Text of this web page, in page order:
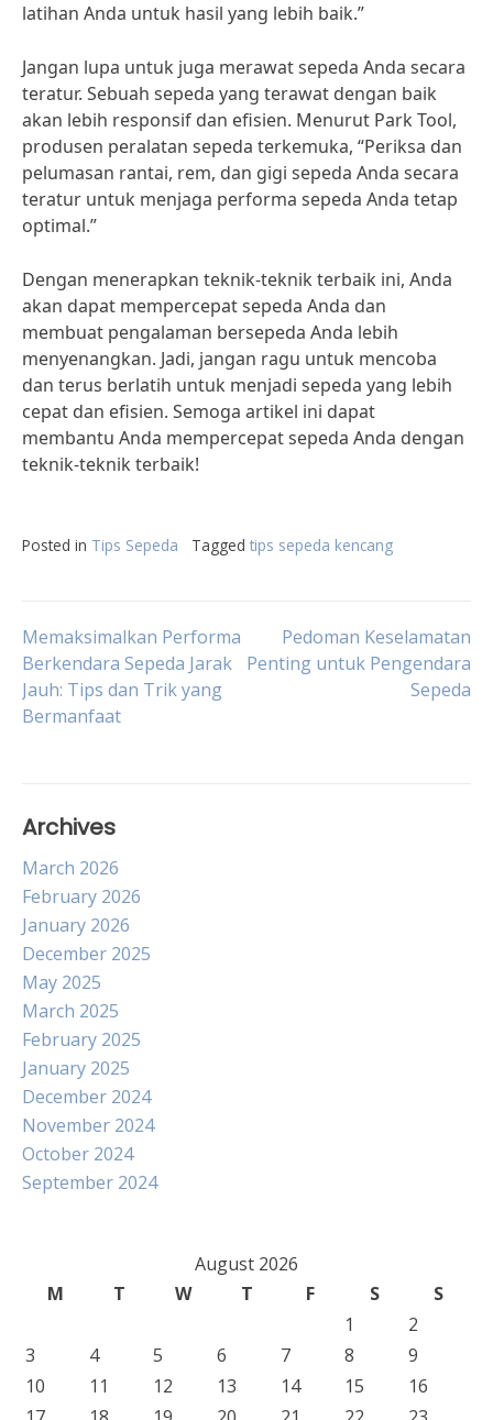
latihan Anda untuk hasil yang lebih baik.”
Jangan lupa untuk juga merawat sepeda Anda secara
teratur. Sebuah sepeda yang terawat dengan baik
akan lebih responsif dan efisien. Menurut Park Tool,
produsen peralatan sepeda terkemuka, “Periksa dan
pelumasan rantai, rem, dan gigi sepeda Anda secara
teratur untuk menjaga performa sepeda Anda tetap
optimal.”
Dengan menerapkan teknik-teknik terbaik ini, Anda
akan dapat mempercepat sepeda Anda dan
membuat pengalaman bersepeda Anda lebih
menyenangkan. Jadi, jangan ragu untuk mencoba
dan terus berlatih untuk menjadi sepeda yang lebih
cepat dan efisien. Semoga artikel ini dapat
membantu Anda mempercepat sepeda Anda dengan
teknik-teknik terbaik!
Posted in Tips Sepeda Tagged tips sepeda kencang
Post
navigation
Memaksimalkan Performa
Berkendara Sepeda Jarak
Jauh: Tips dan Trik yang
Bermanfaat
Pedoman Keselamatan
Penting untuk Pengendara
Sepeda
Archives
March 2026
February 2026
January 2026
December 2025
May 2025
March 2025
February 2025
January 2025
December 2024
November 2024
October 2024
September 2024
August 2026
M
T W T F S
S
1
2
3
4 5 6 7 8
9
10
11 12 13 14 15
16